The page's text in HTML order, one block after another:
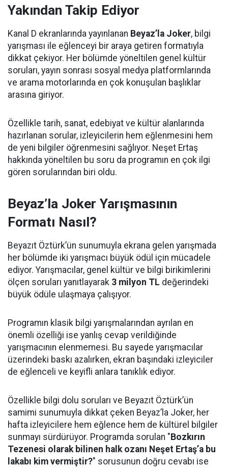
Yakından Takip Ediyor
Kanal D ekranlarında yayınlanan Beyaz’la Joker, bilgi
yarışması ile eğlenceyi bir araya getiren formatıyla
dikkat çekiyor. Her bölümde yöneltilen genel kültür
soruları, yayın sonrası sosyal medya platformlarında
ve arama motorlarında en çok konuşulan başlıklar
arasına giriyor.
Özellikle tarih, sanat, edebiyat ve kültür alanlarında
hazırlanan sorular, izleyicilerin hem eğlenmesini hem
de yeni bilgiler öğrenmesini sağlıyor. Neşet Ertaş
hakkında yöneltilen bu soru da programın en çok ilgi
gören sorularından biri oldu.
Beyaz’la Joker Yarışmasının
Formatı Nasıl?
Beyazıt Öztürk’ün sunumuyla ekrana gelen yarışmada
her bölümde iki yarışmacı büyük ödül için mücadele
ediyor. Yarışmacılar, genel kültür ve bilgi birikimlerini
ölçen soruları yanıtlayarak 3 milyon TL değerindeki
büyük ödüle ulaşmaya çalışıyor.
Programın klasik bilgi yarışmalarından ayrılan en
önemli özelliği ise yanlış cevap verildiğinde
yarışmacının elenmemesi. Bu sayede yarışmacılar
üzerindeki baskı azalırken, ekran başındaki izleyiciler
de eğlenceli ve keyifli anlara tanıklık ediyor.
Özellikle bilgi dolu soruları ve Beyazıt Öztürk’ün
samimi sunumuyla dikkat çeken Beyaz’la Joker, her
hafta izleyicilere hem eğlence hem de kültürel bilgiler
sunmayı sürdürüyor. Programda sorulan " Bozkırın
Tezenesi olarak bilinen halk ozanı Neşet Ertaş’a bu
lakabı kim vermiştir?" sorusunun doğru cevabı ise